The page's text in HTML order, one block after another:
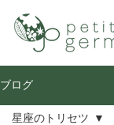
ブログ
星座のトリセツ